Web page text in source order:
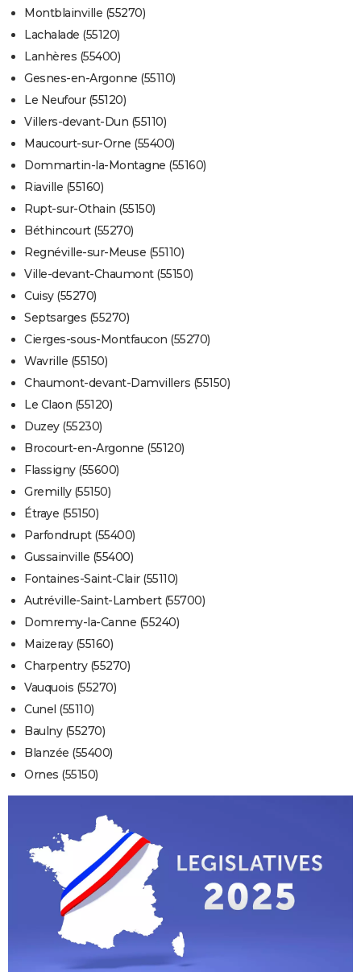
Montblainville (55270)
Lachalade (55120)
Lanhères (55400)
Gesnes-en-Argonne (55110)
Le Neufour (55120)
Villers-devant-Dun (55110)
Maucourt-sur-Orne (55400)
Dommartin-la-Montagne (55160)
Riaville (55160)
Rupt-sur-Othain (55150)
Béthincourt (55270)
Regnéville-sur-Meuse (55110)
Ville-devant-Chaumont (55150)
Cuisy (55270)
Septsarges (55270)
Cierges-sous-Montfaucon (55270)
Wavrille (55150)
Chaumont-devant-Damvillers (55150)
Le Claon (55120)
Duzey (55230)
Brocourt-en-Argonne (55120)
Flassigny (55600)
Gremilly (55150)
Étraye (55150)
Parfondrupt (55400)
Gussainville (55400)
Fontaines-Saint-Clair (55110)
Autréville-Saint-Lambert (55700)
Domremy-la-Canne (55240)
Maizeray (55160)
Charpentry (55270)
Vauquois (55270)
Cunel (55110)
Baulny (55270)
Blanzée (55400)
Ornes (55150)